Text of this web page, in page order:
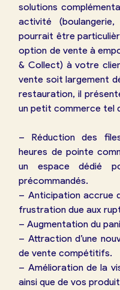
solutions
activité
pourrait être
option de vente à
& Collect) à votre
vente soit largement
restauration, il
un petit commerce tel
– Réduction des
heures de pointe
un espace dédié
précommandés.
– Anticipation accrue
frustration due aux
– Augmentation du
– Attraction d’une
de vente compétitifs.
– Amélioration de la
ainsi que de vos